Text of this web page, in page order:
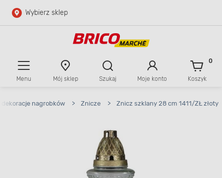
Przejdź do głównej zawartości
Wybierz sklep
Menu Mój sklep Szukaj Moje konto Koszyk
0
dekoracje nagrobków > Znicze > Znicz szklany 28 cm 1411/ZŁ złoty